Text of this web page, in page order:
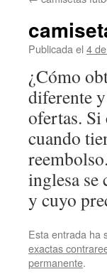
Publicada el 4
¿Cómo
diferente
ofertas. Si
cuando
inglesa se
y cuyo
Esta entrada ha
exactas
permanente.